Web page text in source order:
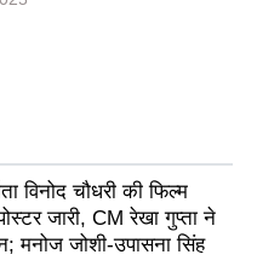
विनोद चौधरी की फिल्म
जारी, CM रेखा गुप्ता ने
मनोज जोशी-उपासना सिंह